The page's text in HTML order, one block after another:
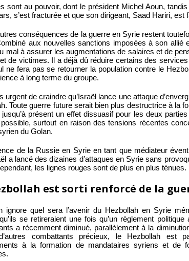
sont au pouvoir, dont le président Michel Aoun,
s’est fracturée et que son dirigeant, Saad Hariri, est
conséquences de la guerre en Syrie restent
aux nouvelles sanctions imposées à son allié
mal à assurer les augmentations de salaires et de
de victimes. Il a déjà dû réduire certains des
ne fera pas se retourner la population contre le
à long terme du groupe.
urgent de craindre qu’Israël lance une attaque
Toute guerre future serait bien plus destructrice à la
présent un effet dissuasif pour les deux
surtout en raison des tensions récentes
du Golan.
de la Russie en Syrie en tant que médiateur
a lancé des dizaines d’attaques en Syrie sans
les lignes rouges sont de plus en plus ténues.
est sorti renforcé de la
ignore quel sera l’avenir du Hezbollah en Syrie
se retireraient une fois qu’un règlement
a récemment diminué, parallèlement à la
combattants précieux, le Hezbollah est
à la formation de mandataires syriens et de